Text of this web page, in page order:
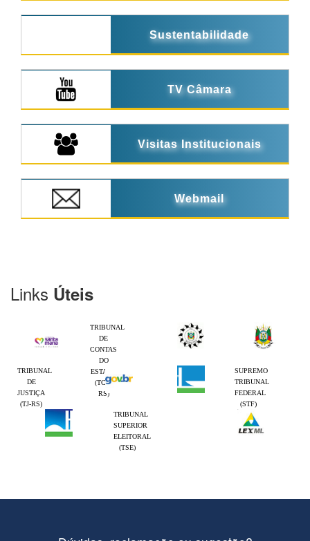
Sustentabilidade
TV Câmara
Visitas Institucionais
Webmail
Links Úteis
TRIBUNAL
DE
CONTAS
DO
ESTADO
(TCE-
RS)
TRIBUNAL
DE
JUSTIÇA
(TJ-RS)
SUPREMO
TRIBUNAL
FEDERAL
(STF)
TRIBUNAL
SUPERIOR
ELEITORAL
(TSE)